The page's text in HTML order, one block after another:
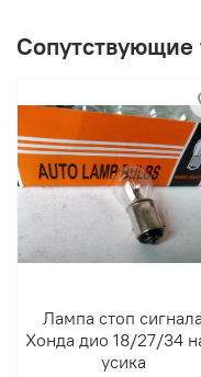
Сопутствующие
Лампа стоп сигнала
Хонда дио 18/27/34
усика